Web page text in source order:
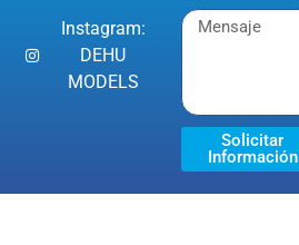
Instagram:
DEHU
MODELS
Solicitar
Información